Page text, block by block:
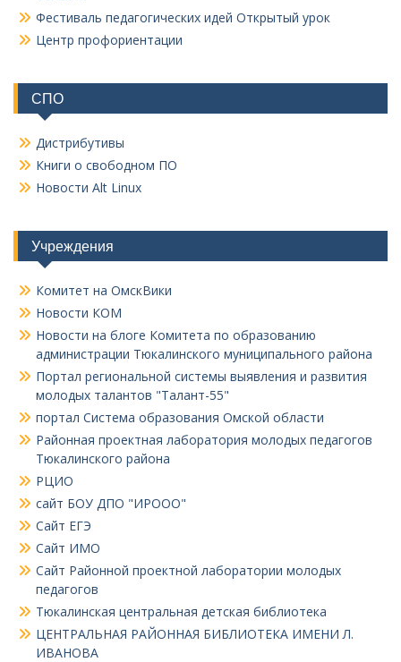
Фестиваль педагогических идей Открытый урок
Центр профориентации
СПО
Дистрибутивы
Книги о свободном ПО
Новости Alt Linux
Учреждения
Комитет на ОмскВики
Новости КОМ
Новости на блоге Комитета по образованию
администрации Тюкалинского муниципального района
Портал региональной системы выявления и развития
молодых талантов "Талант-55"
портал Система образования Омской области
Районная проектная лаборатория молодых педагогов
Тюкалинского района
РЦИО
сайт БОУ ДПО "ИРООО"
Сайт ЕГЭ
Сайт ИМО
Сайт Районной проектной лаборатории молодых
педагогов
Тюкалинская центральная детская библиотека
ЦЕНТРАЛЬНАЯ РАЙОННАЯ БИБЛИОТЕКА ИМЕНИ Л.
ИВАНОВА